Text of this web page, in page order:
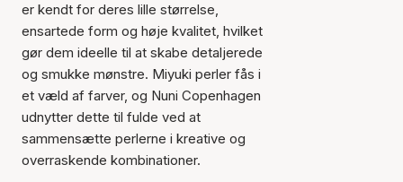
er kendt for deres lille størrelse,
ensartede form og høje kvalitet, hvilket
gør dem ideelle til at skabe detaljerede
og smukke mønstre. Miyuki perler fås i
et væld af farver, og Nuni Copenhagen
udnytter dette til fulde ved at
sammensætte perlerne i kreative og
overraskende kombinationer.